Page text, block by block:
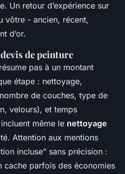
Un retour d’expérience sur
vôtre - ancien, récent,
d’or.
de peinture
pas à un montant
étape : nettoyage,
de couches, type de
velours), et temps
même le nettoyage
Attention aux mentions
incluse” sans précision :
cache parfois des économies